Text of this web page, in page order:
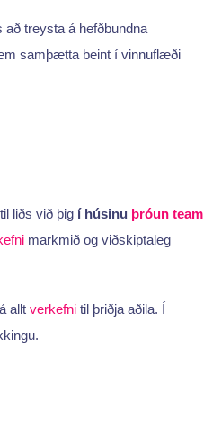
treysta á hefðbundna
samþætta beint í vinnuflæði
liðs við þig í húsinu þróun team
markmið og viðskiptaleg
allt verkefnitil þriðja aðila. Í